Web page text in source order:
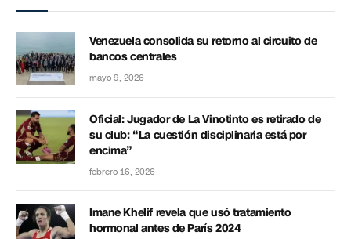
Venezuela consolida su retorno al circuito de
bancos centrales
mayo 9, 2026
Oficial: Jugador de La Vinotinto es retirado de
su club: “La cuestión disciplinaria está por
encima”
febrero 16, 2026
Imane Khelif revela que usó tratamiento
hormonal antes de París 2024